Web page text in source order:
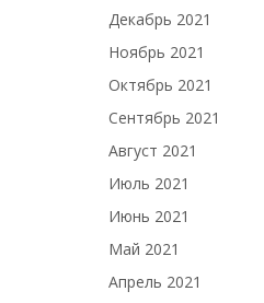
Декабрь 2021
Ноябрь 2021
Октябрь 2021
Сентябрь 2021
Август 2021
Июль 2021
Июнь 2021
Май 2021
Апрель 2021